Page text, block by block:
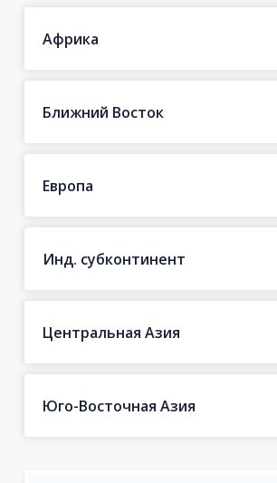
Африка
Ближний Восток
Европа
Инд. субконтинент
Центральная Азия
Юго-Восточная Азия